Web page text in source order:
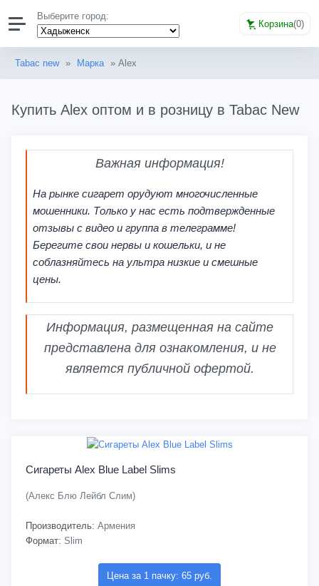
Выберите город:
Корзина(0)
Tabac new » Марка » Alex
Купить Alex оптом и в розницу в Tabac New
Важная информация!
На рынке сигарет орудуют многочисленные
мошенники. Только у нас есть подтвержденные
отзывы с видео и группа в телеграмме!
Берегите свои нервы и кошельки, и не
соблазняйтесь на ультра низкие и смешные
цены.
Информация, размещенная на сайте
представлена для ознакомления, и не
является публичной офертой.
Сигареты Alex Blue Label Slims
(Алекс Блю Лейбл Слим)
Производитель: Армения
Формат: Slim
Цена за 1 пачку: 65 руб.